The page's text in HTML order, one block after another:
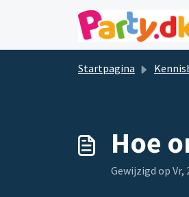
Doorgaan naar
Startpagina
Hoe
Gewijzigd op Vr,